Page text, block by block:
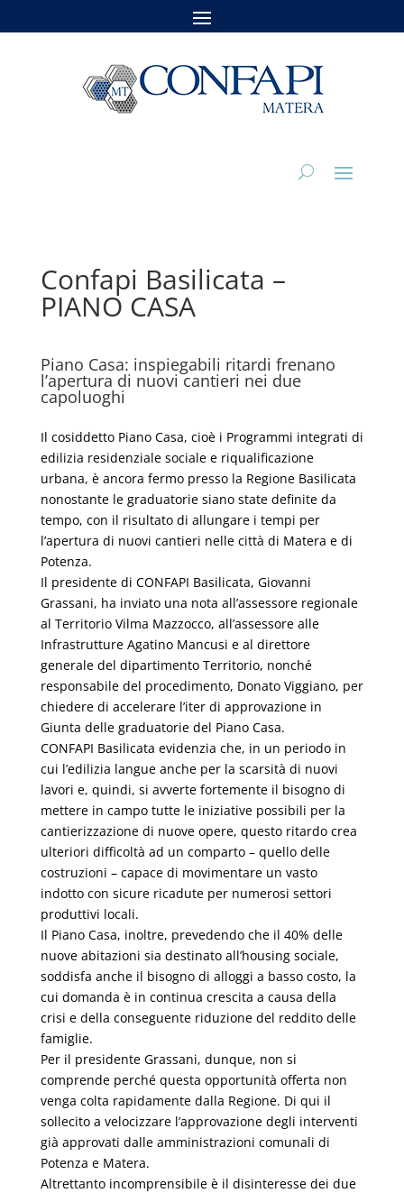
Confapi Basilicata –
PIANO CASA
Piano Casa: inspiegabili ritardi frenano
l’apertura di nuovi cantieri nei due
capoluoghi
Il cosiddetto Piano Casa, cioè i Programmi integrati di
edilizia residenziale sociale e riqualificazione
urbana, è ancora fermo presso la Regione Basilicata
nonostante le graduatorie siano state definite da
tempo, con il risultato di allungare i tempi per
l’apertura di nuovi cantieri nelle città di Matera e di
Potenza.
Il presidente di CONFAPI Basilicata, Giovanni
Grassani, ha inviato una nota all’assessore regionale
al Territorio Vilma Mazzocco, all’assessore alle
Infrastrutture Agatino Mancusi e al direttore
generale del dipartimento Territorio, nonché
responsabile del procedimento, Donato Viggiano, per
chiedere di accelerare l’iter di approvazione in
Giunta delle graduatorie del Piano Casa.
CONFAPI Basilicata evidenzia che, in un periodo in
cui l’edilizia langue anche per la scarsità di nuovi
lavori e, quindi, si avverte fortemente il bisogno di
mettere in campo tutte le iniziative possibili per la
cantierizzazione di nuove opere, questo ritardo crea
ulteriori difficoltà ad un comparto – quello delle
costruzioni – capace di movimentare un vasto
indotto con sicure ricadute per numerosi settori
produttivi locali.
Il Piano Casa, inoltre, prevedendo che il 40% delle
nuove abitazioni sia destinato all’housing sociale,
soddisfa anche il bisogno di alloggi a basso costo, la
cui domanda è in continua crescita a causa della
crisi e della conseguente riduzione del reddito delle
famiglie.
Per il presidente Grassani, dunque, non si
comprende perché questa opportunità offerta non
venga colta rapidamente dalla Regione. Di qui il
sollecito a velocizzare l’approvazione degli interventi
già approvati dalle amministrazioni comunali di
Potenza e Matera.
Altrettanto incomprensibile è il disinteresse dei due